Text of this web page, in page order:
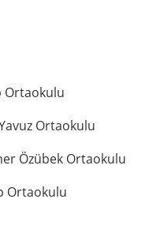
Ortaokulu
Ortaokulu
Özübek Ortaokulu
Ortaokulu